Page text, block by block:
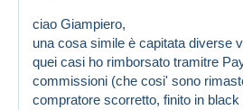
Created on 16 Jan 2024 at 09:26
ciao Giampiero,
una cosa simile è capitata diverse
quei casi ho rimborsato tramitre
commissioni (che cosi' sono
compratore scorretto, finito in